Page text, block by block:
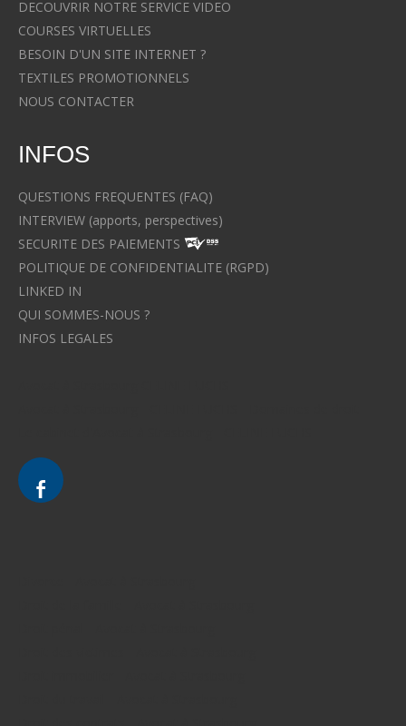
DECOUVRIR NOTRE SERVICE VIDEO
COURSES VIRTUELLES
BESOIN D'UN SITE INTERNET ?
TEXTILES PROMOTIONNELS
NOUS CONTACTER
INFOS
QUESTIONS FREQUENTES (FAQ)
INTERVIEW (apports, perspectives)
SECURITE DES PAIEMENTS
POLITIQUE DE CONFIDENTIALITE (RGPD)
LINKED IN
QUI SOMMES-NOUS ?
INFOS LEGALES